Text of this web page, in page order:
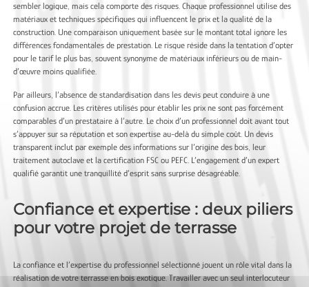
sembler logique, mais cela comporte des risques. Chaque professionnel utilise des
matériaux et techniques spécifiques qui influencent le prix et la qualité de la
construction. Une comparaison uniquement basée sur le montant total ignore les
différences fondamentales de prestation. Le risque réside dans la tentation d’opter
pour le tarif le plus bas, souvent synonyme de matériaux inférieurs ou de main-
d’œuvre moins qualifiée.
Par ailleurs, l’absence de standardisation dans les devis peut conduire à une
confusion accrue. Les critères utilisés pour établir les prix ne sont pas forcément
comparables d’un prestataire à l’autre. Le choix d’un professionnel doit avant tout
s’appuyer sur sa réputation et son expertise au-delà du simple coût. Un devis
transparent inclut par exemple des informations sur l’origine des bois, leur
traitement autoclave et la certification FSC ou PEFC. L’engagement d’un expert
qualifié garantit une tranquillité d’esprit sans surprise désagréable.
Confiance et expertise : deux piliers
pour votre projet de terrasse
La confiance et l’expertise du professionnel sélectionné jouent un rôle vital dans la
réalisation de votre terrasse en bois exotique. Travailler avec un seul interlocuteur